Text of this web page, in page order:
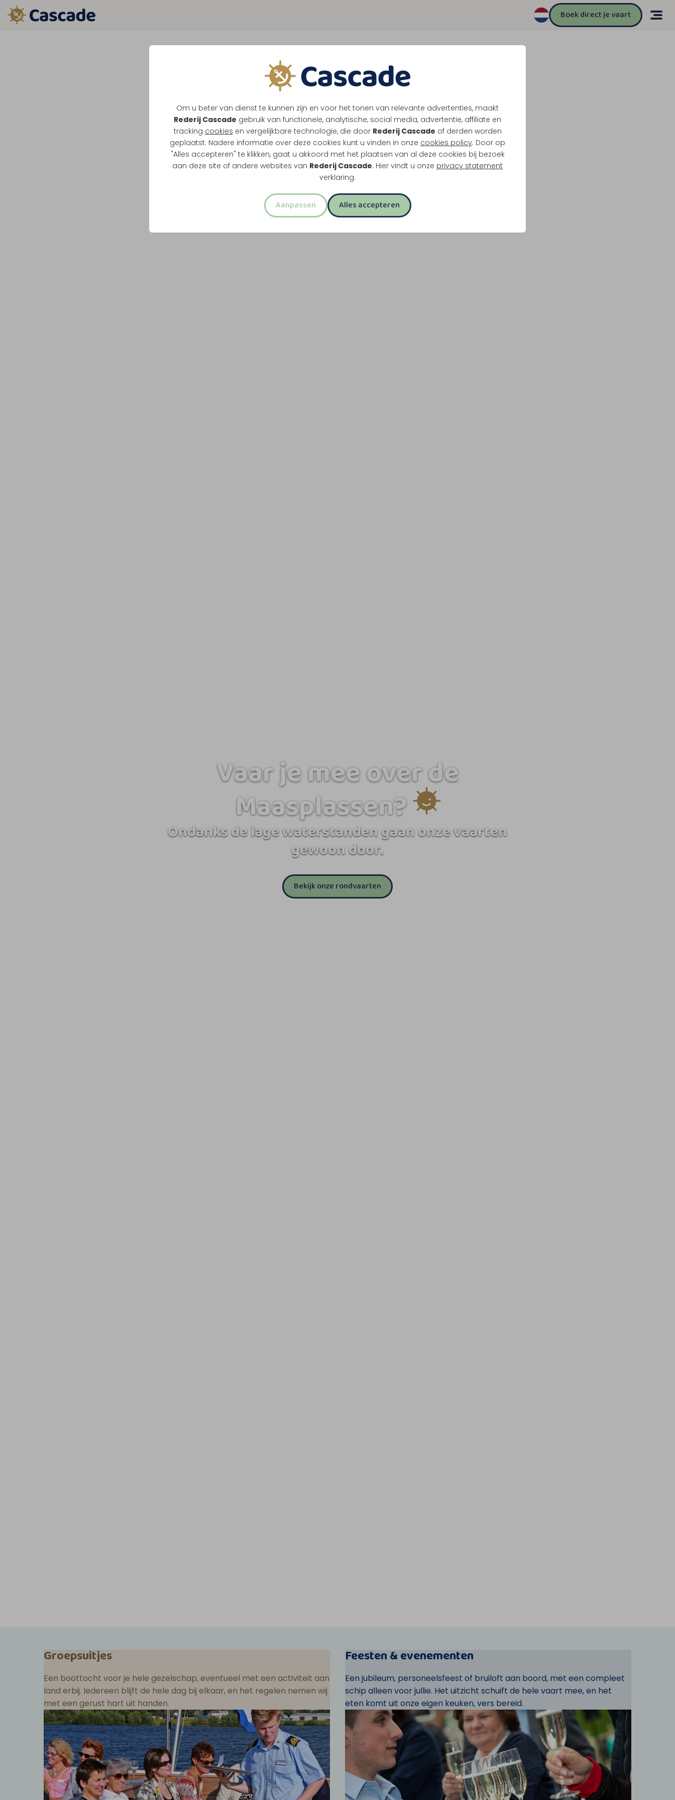
Om u beter van dienst te kunnen zijn en voor het tonen van relevante advertenties, maakt
Rederij Cascade gebruik van functionele, analytische, social media, advertentie, affiliate en
tracking cookies en vergelijkbare technologie, die door Rederij Cascade of derden worden
geplaatst. Nadere informatie over deze cookies kunt u vinden in onze cookies policy. Door op
"Alles accepteren" te klikken, gaat u akkoord met het plaatsen van al deze cookies bij bezoek
aan deze site of andere websites van Rederij Cascade. Hier vindt u onze privacy statement
verklaring.
Aanpassen Alles accepteren
Boek direct je vaart
Vaar je mee over de
Maasplassen?
Ondanks de lage waterstanden gaan onze vaarten
gewoon door.
Bekijk onze rondvaarten
Groepsuitjes
Een boottocht voor je hele gezelschap, eventueel met een activiteit aan
land erbij. Iedereen blijft de hele dag bij elkaar, en het regelen nemen wij
met een gerust hart uit handen.
Feesten & evenementen
Een jubileum, personeelsfeest of bruiloft aan boord, met een compleet
schip alleen voor jullie. Het uitzicht schuift de hele vaart mee, en het
eten komt uit onze eigen keuken, vers bereid.